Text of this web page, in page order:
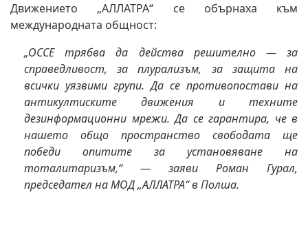
Движението „АЛЛАТРА“ се обърнаха към
международната общност:
„ОССЕ трябва да действа решително — за
справедливост, за плурализъм, за защита на
всички уязвими групи. Да се противопостави на
антикултиските движения и техните
дезинформационни мрежи. Да се гарантира, че в
нашето общо пространство свободата ще
победи опитите за установяване на
тоталитаризъм,“ — заяви Роман Гурал,
председател на МОД „АЛЛАТРА“ в Полша.